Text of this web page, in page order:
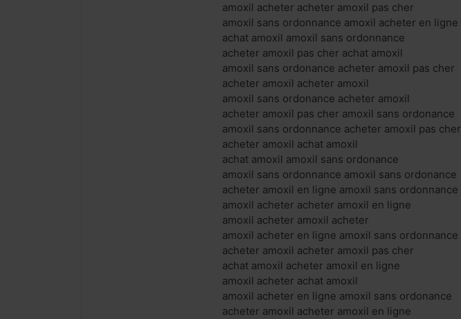
amoxil acheter acheter amoxil pas cher
amoxil sans ordonnance amoxil acheter en ligne
achat amoxil amoxil sans ordonnance
acheter amoxil pas cher achat amoxil
amoxil sans ordonance acheter amoxil pas cher
acheter amoxil acheter amoxil
amoxil sans ordonance acheter amoxil
acheter amoxil pas cher amoxil sans ordonance
amoxil sans ordonnance acheter amoxil pas cher
acheter amoxil achat amoxil
achat amoxil amoxil sans ordonance
amoxil sans ordonnance amoxil sans ordonance
acheter amoxil en ligne amoxil sans ordonnance
amoxil acheter acheter amoxil en ligne
amoxil acheter amoxil acheter
amoxil acheter en ligne amoxil sans ordonnance
acheter amoxil acheter amoxil pas cher
achat amoxil acheter amoxil en ligne
amoxil acheter achat amoxil
amoxil acheter en ligne amoxil sans ordonance
acheter amoxil acheter amoxil en ligne